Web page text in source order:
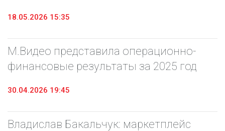
18.05.2026 15:35
М.Видео представила операционно-
финансовые результаты за 2025 год
30.04.2026 19:45
Владислав Бакальчук: маркетплейс